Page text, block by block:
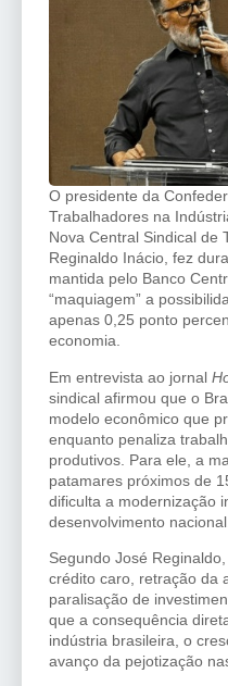
O presidente da
Trabalhadores na
Nova Central Sindical de
Reginaldo Inácio, fez
mantida pelo Banco
“maquiagem” a
apenas 0,25 ponto
economia.
Em entrevista ao jornal
sindical afirmou que o
modelo econômico que
enquanto penaliza
produtivos. Para ele, a
patamares próximos de
dificulta a modernização
desenvolvimento nacional.
Segundo José
crédito caro, retração da
paralisação de
que a consequência
indústria brasileira, o
avanço da pejotização